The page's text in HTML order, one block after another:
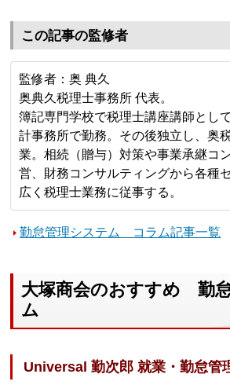
この記事の監修者
監修者：奥 典久
奥典久税理士事務所 代表。
簿記専門学校で税理士講座講師とし
計事務所で勤務。その後独立し、奥
業。相続（贈与）対策や事業承継コ
営、財務コンサルティングから各種
広く税理士業務に従事する。
勤怠管理システム コラム記事一覧
大塚商会のおすすめ 勤
ム
Universal 勤次郎 就業・勤怠管